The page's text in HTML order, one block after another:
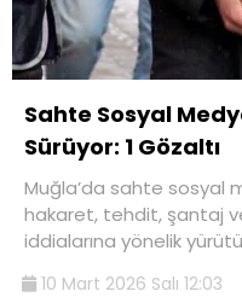
Sahte Sosyal
Sürüyor: 1 Gözaltı
Muğla’da sahte sosyal
hakaret, tehdit, şantaj
iddialarına yönelik
10 Mart 2026 Salı 12:03